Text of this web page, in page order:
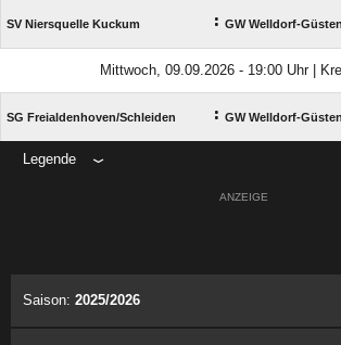
SV Niersquelle Kuckum : GW Welldorf-Güsten
Mittwoch, 09.09.2026 - 19:00 Uhr |
SG Freialdenhoven/​Schleiden : GW Welldorf-Güsten
Legende
ANZEIGE
Saison: 2025/2026